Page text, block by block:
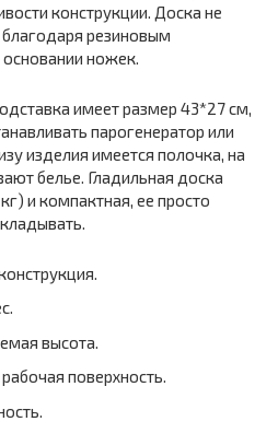
конструкции. Доска не
благодаря резиновым
ножек.
имеет размер 43*27 см,
парогенератор или
изделия имеется полочка, на
белье. Гладильная доска
и компактная, ее просто
высота.
поверхность.